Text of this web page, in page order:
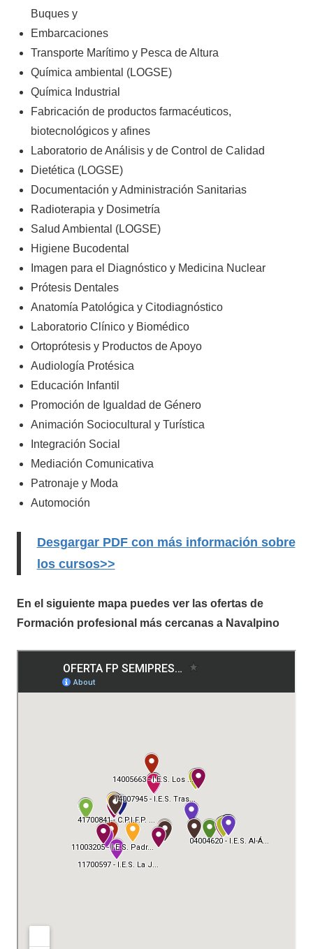
Buques y
Embarcaciones
Transporte Marítimo y Pesca de Altura
Química ambiental (LOGSE)
Química Industrial
Fabricación de productos farmacéuticos,
biotecnológicos y afines
Laboratorio de Análisis y de Control de Calidad
Dietética (LOGSE)
Documentación y Administración Sanitarias
Radioterapia y Dosimetría
Salud Ambiental (LOGSE)
Higiene Bucodental
Imagen para el Diagnóstico y Medicina Nuclear
Prótesis Dentales
Anatomía Patológica y Citodiagnóstico
Laboratorio Clínico y Biomédico
Ortoprótesis y Productos de Apoyo
Audiología Protésica
Educación Infantil
Promoción de Igualdad de Género
Animación Sociocultural y Turística
Integración Social
Mediación Comunicativa
Patronaje y Moda
Automoción
Desgargar PDF con más información sobre
los cursos>>
En el siguiente mapa puedes ver las ofertas de
Formación profesional más cercanas a Navalpino